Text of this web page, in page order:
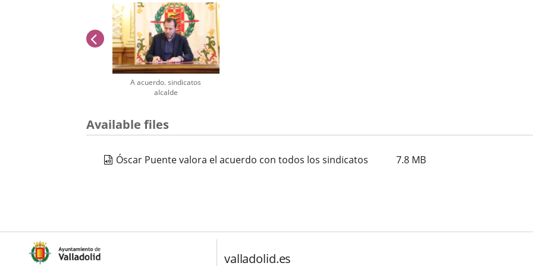
A acuerdo. sindicatos
alcalde
of
previus
Available files
Óscar Puente valora el acuerdo con todos los sindicatos 7.8 MB
valladolid.es